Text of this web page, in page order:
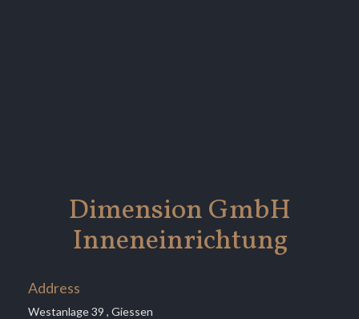
Dimension GmbH
Inneneinrichtung
Address
Westanlage 39 , Giessen